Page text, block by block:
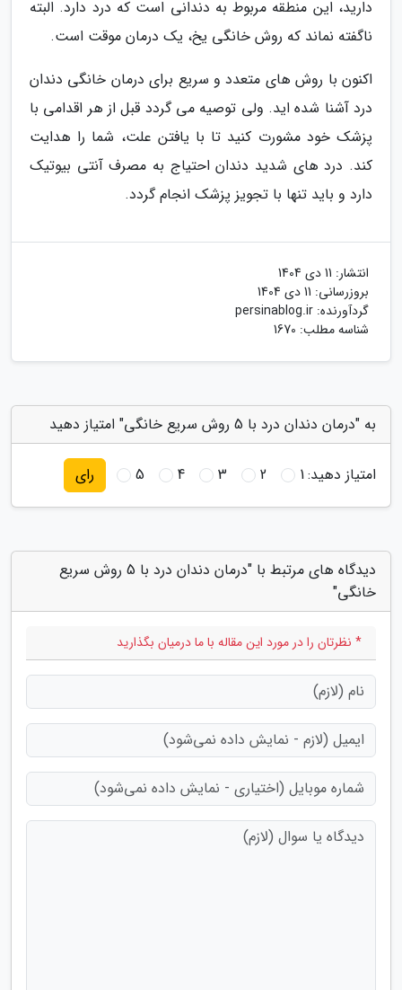
دارید، این منطقه مربوط به دندانی است که درد دارد. البته
ناگفته نماند که روش خانگی یخ، یک درمان موقت است.
اکنون با روش های متعدد و سریع برای درمان خانگی دندان
درد آشنا شده اید. ولی توصیه می گردد قبل از هر اقدامی با
پزشک خود مشورت کنید تا با یافتن علت، شما را هدایت
کند. درد های شدید دندان احتیاج به مصرف آنتی بیوتیک
دارد و باید تنها با تجویز پزشک انجام گردد.
انتشار: 11 دی 1404
بروزرسانی: 11 دی 1404
گردآورنده: persinablog.ir
شناسه مطلب: 1670
به "درمان دندان درد با 5 روش سریع خانگی" امتیاز دهید
امتیاز دهید:1
2
3
4
5 رای
دیدگاه های مرتبط با "درمان دندان درد با 5 روش سریع
خانگی"
* نظرتان را در مورد این مقاله با ما درمیان بگذارید